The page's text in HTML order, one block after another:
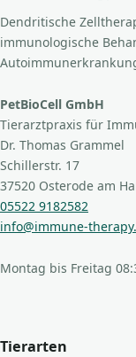
Dendritische
immunologische
PetBioCell GmbH
Tierarztpraxis für
Dr. Thomas Grammel
Schillerstr. 17
37520 Osterode am
05522 9182582
info@immune-
Montag bis Freitag
Tierarten